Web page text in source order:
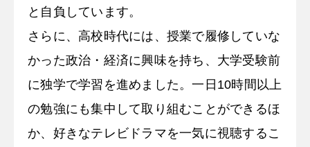
と自負しています。
さらに、高校時代には、授業で履修していな
かった政治・経済に興味を持ち、大学受験前
に独学で学習を進めました。一日10時間以上
の勉強にも集中して取り組むことができるほ
か、好きなテレビドラマを一気に視聴するこ